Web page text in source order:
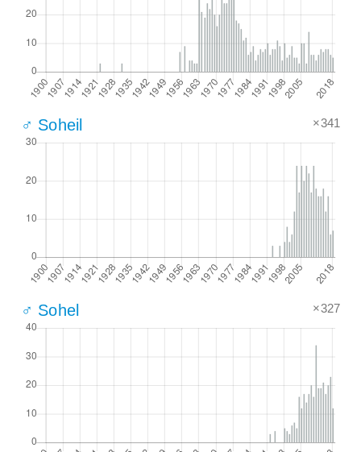
♂ Soheil ×341
♂ Sohel ×327